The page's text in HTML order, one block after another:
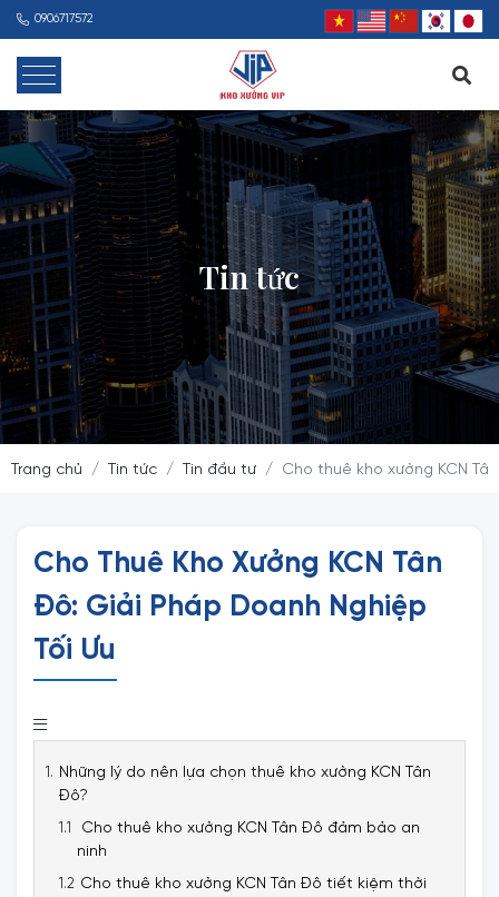
0906717572
Tin tức
Trang chủ Tin tức Tin đầu tư Cho thuê kho xưởng KCN
Cho Thuê Kho Xưởng KCN Tân
Đô: Giải Pháp Doanh Nghiệp
Tối Ưu
Những lý do nên lựa chọn thuê kho xưởng KCN Tân
Đô?
Cho thuê kho xưởng KCN Tân Đô đảm bảo an
ninh
Cho thuê kho xưởng KCN Tân Đô tiết kiệm thời